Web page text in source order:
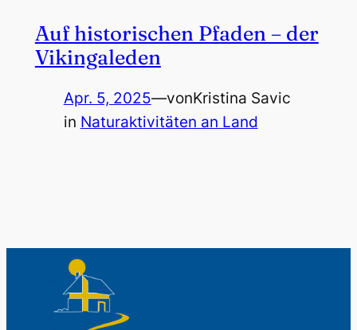
Auf historischen Pfaden – der
Vikingaleden
Apr. 5, 2025—vonKristina Savic
in Naturaktivitäten an Land